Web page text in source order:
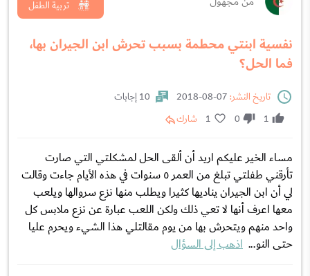
نفسية ابنتي محطمة بسبب تحرش ابن الجيران بها،
فما الحل؟
تربية الطفل
تاريخ النشر:
10 إجابات
1
0
1 شارك
مساء الخير عليكم اريد أن ألقى الحل لمشكلتي التي صارت
تأرقني طفلتي تبلغ من العمر ٥ سنوات في هذه الأيام جاءت وقالت
لي أن ابن الجيران يناديها كثيرا ويطلب منها نزع سروالها ويلعب
معها اعرف أنها لا تعي ذلك ولكن اللعب عبارة عن نزع ملابس كل
واحد منهم ويتحرش بها من يوم مقالتلي هذا الشيء ويحرم عليا
حتى النو... اذهب إلى السؤال